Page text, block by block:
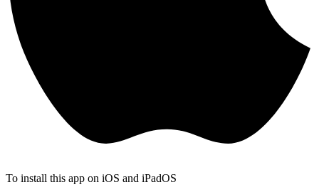
To install this app on iOS and iPadOS